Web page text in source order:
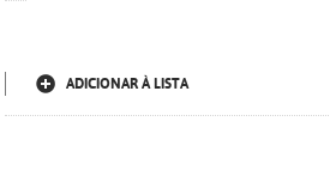
ADICIONAR À LISTA